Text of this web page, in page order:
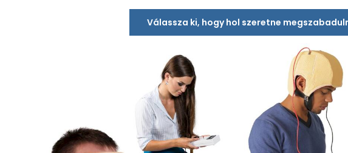
Válassza ki, hogy hol szeretne